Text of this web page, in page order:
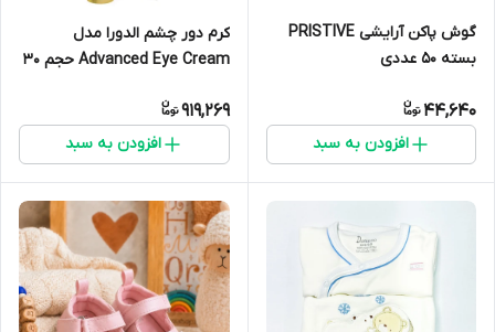
گوش پاکن آرایشی PRISTIVE
بسته 50 عددی
44,640
افزودن به سبد
کرم دور چشم الدورا مدل
Advanced Eye Cream حجم 30
919,269
افزودن به سبد